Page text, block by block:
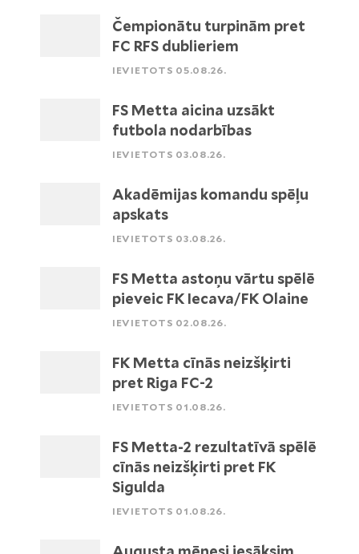
Čempionātu turpinām pret
FC RFS dublieriem
IEVIETOTS 05.08.26.
FS Metta aicina uzsākt
futbola nodarbības
IEVIETOTS 03.08.26.
Akadēmijas komandu spēļu
apskats
IEVIETOTS 03.08.26.
FS Metta astoņu vārtu spēlē
pieveic FK Iecava/FK Olaine
IEVIETOTS 02.08.26.
FK Metta cīnās neizšķirti
pret Riga FC-2
IEVIETOTS 01.08.26.
FS Metta-2 rezultatīvā spēlē
cīnās neizšķirti pret FK
Sigulda
IEVIETOTS 01.08.26.